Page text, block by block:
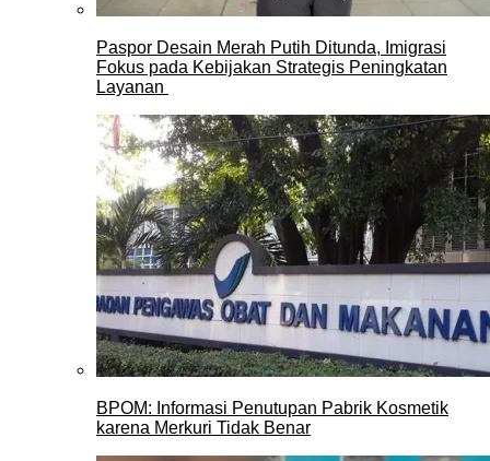
Paspor Desain Merah Putih Ditunda, Imigrasi
Fokus pada Kebijakan Strategis Peningkatan
Layanan
BPOM: Informasi Penutupan Pabrik Kosmetik
karena Merkuri Tidak Benar